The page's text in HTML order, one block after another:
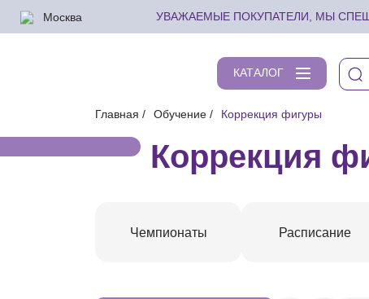
УВАЖАЕМЫЕ ПОКУПАТЕЛИ, МЫ
Москва
КАТАЛОГ
Главная Обучение Коррекция фигуры
Коррекция
Чемпионаты Расписание